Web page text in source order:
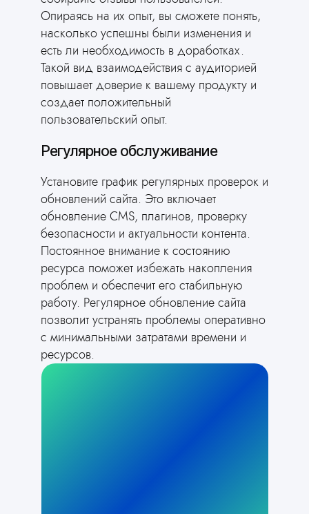
Опираясь на их опыт, вы сможете понять,
насколько успешны были изменения и
есть ли необходимость в доработках.
Такой вид взаимодействия с аудиторией
повышает доверие к вашему продукту и
создает положительный
пользовательский опыт.
Регулярное обслуживание
Установите график регулярных проверок и
обновлений сайта. Это включает
обновление CMS, плагинов, проверку
безопасности и актуальности контента.
Постоянное внимание к состоянию
ресурса поможет избежать накопления
проблем и обеспечит его стабильную
работу. Регулярное обновление сайта
позволит устранять проблемы оперативно
с минимальными затратами времени и
ресурсов.